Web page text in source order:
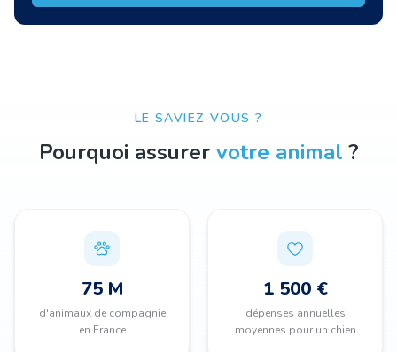
LE SAVIEZ-VOUS ?
Pourquoi assurer votre animal ?
75 M
d'animaux de compagnie
en France
1 500 €
dépenses annuelles
moyennes pour un chien